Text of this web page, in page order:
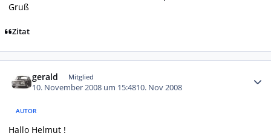
Gruß
Zitat
gerald Mitglied
10. November 2008 um 15:4810. Nov 2008
AUTOR
Hallo Helmut !